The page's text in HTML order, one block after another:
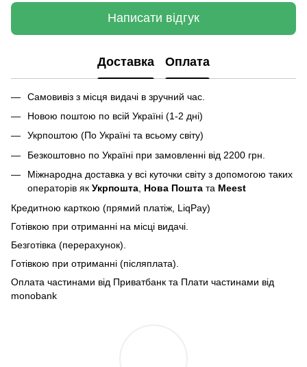
Написати відгук
Доставка Оплата
Самовивіз з місця видачі в зручний час.
Новою поштою по всій Україні (1-2 дні)
Укрпоштою (По Україні та всьому світу)
Безкоштовно по Україні при замовленні від 2200 грн.
Міжнародна доставка у всі куточки світу з допомогою таких
операторів як Укрпошта Нова Пошта та Meest
Кредитною карткою (прямий платіж, LiqPay)
Готівкою при отриманні на місці видачі.
Безготівка (перерахунок).
Готівкою при отриманні (післяплата).
Оплата частинами від Приватбанк та Плати частинами від
monobank